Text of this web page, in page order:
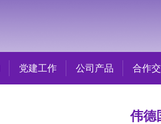
党建工作 公司产品 合作
伟德